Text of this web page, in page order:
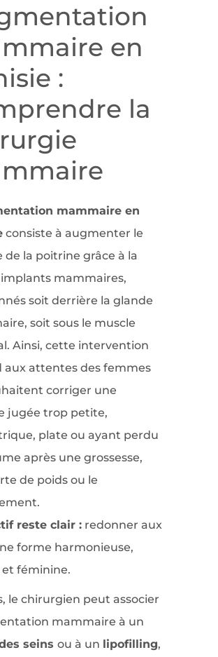
en
:
la
mammaire en
consiste à augmenter le
de la poitrine grâce à la
mammaires,
soit derrière la glande
soit sous le muscle
Ainsi, cette intervention
aux attentes des femmes
corriger une
jugée trop petite,
plate ou ayant perdu
après une grossesse,
de poids ou le
reste clair : redonner aux
forme harmonieuse,
féminine.
le chirurgien peut associer
mammaire à un
seins ou à un lipofilling,